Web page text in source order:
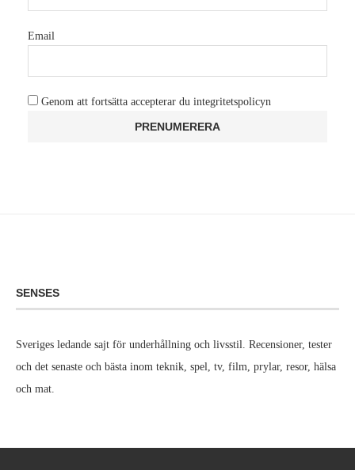
Email
Genom att fortsätta accepterar du integritetspolicyn
SENSES
Sveriges ledande sajt för underhållning och livsstil. Recensioner, tester
och det senaste och bästa inom teknik, spel, tv, film, prylar, resor, hälsa
och mat.